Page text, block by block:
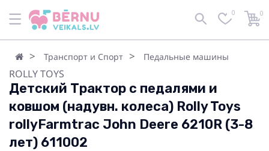
0 0
Транспорт и Спорт Педальные машины
ROLLY TOYS
Детский Трактор с педалями и
ковшом (надувн. колеса) Rolly Toys
rollyFarmtrac John Deere 6210R (3-8
лет) 611002